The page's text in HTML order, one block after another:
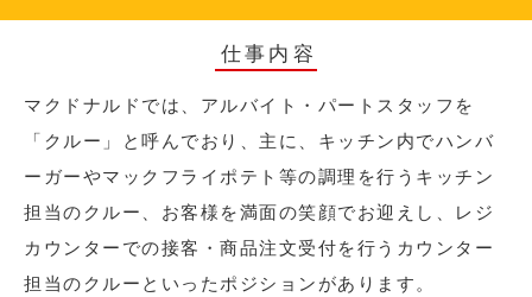
仕事内容
マクドナルドでは、アルバイト・パートスタッフを
「クルー」と呼んでおり、主に、キッチン内でハンバ
ーガーやマックフライポテト等の調理を行うキッチン
担当のクルー、お客様を満面の笑顔でお迎えし、レジ
カウンターでの接客・商品注文受付を行うカウンター
担当のクルーといったポジションがあります。